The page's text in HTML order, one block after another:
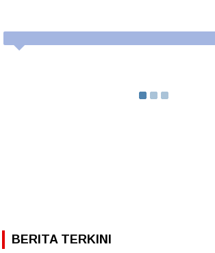
BERITA TERKINI